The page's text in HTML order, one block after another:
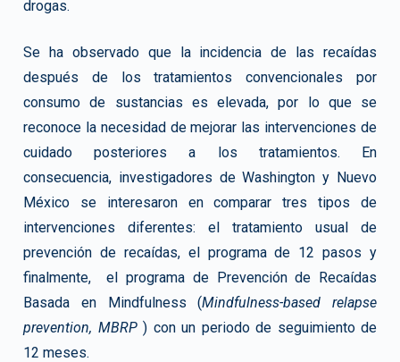
drogas.
Se ha observado que la incidencia de las recaídas
después de los tratamientos convencionales por
consumo de sustancias es elevada, por lo que se
reconoce la necesidad de mejorar las intervenciones de
cuidado posteriores a los tratamientos. En
consecuencia, investigadores de Washington y Nuevo
México se interesaron en comparar tres tipos de
intervenciones diferentes: el tratamiento usual de
prevención de recaídas, el programa de 12 pasos y
finalmente, el programa de Prevención de Recaídas
Basada en Mindfulness (Mindfulness-based relapse
prevention, MBRP ) con un periodo de seguimiento de
12 meses.